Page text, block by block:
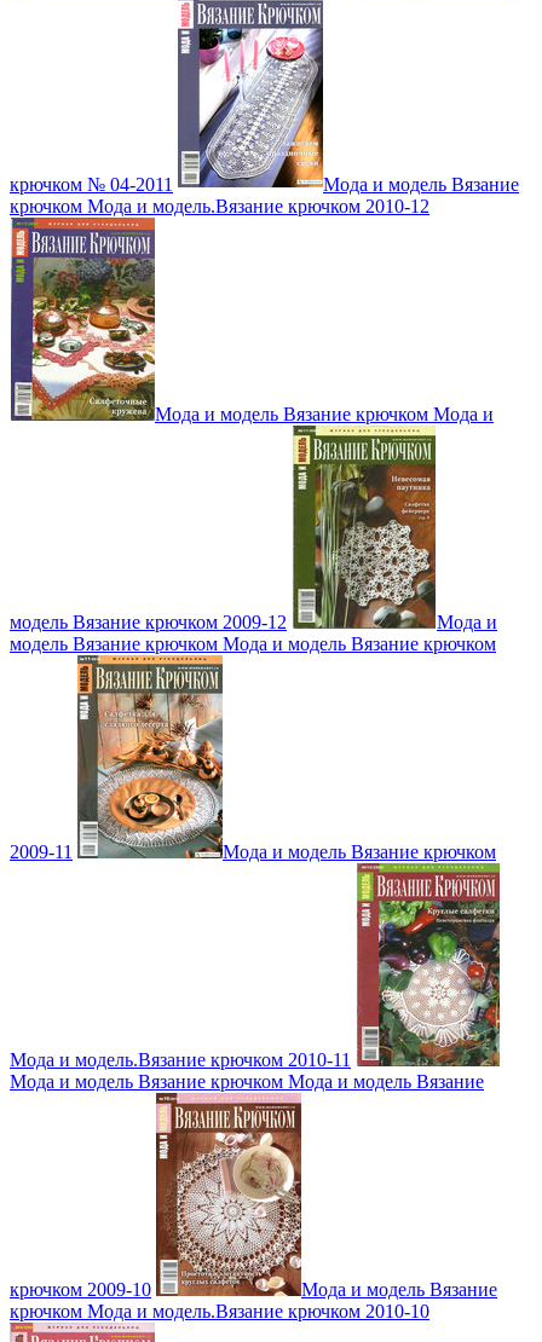
крючком № 04-2011
Мода и модель Вязание
крючком Мода и модель.Вязание крючком 2010-12
Мода и модель Вязание крючком Мода и
модель Вязание крючком 2009-12
Мода и
модель Вязание крючком Мода и модель Вязание крючком
2009-11 Мода и модель Вязание крючком
Мода и модель.Вязание крючком 2010-11
Мода и модель Вязание крючком Мода и модель Вязание
крючком 2009-10
Мода и модель Вязание
крючком Мода и модель.Вязание крючком 2010-10